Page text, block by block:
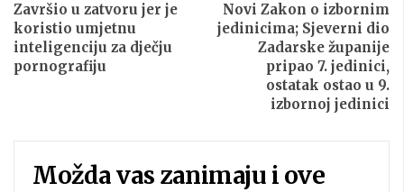
Završio u zatvoru jer je
koristio umjetnu
inteligenciju za dječju
pornografiju
Novi Zakon o izbornim
jedinicima; Sjeverni dio
Zadarske županije
pripao 7. jedinici,
ostatak ostao u 9.
izbornoj jedinici
Možda vas zanimaju i ove